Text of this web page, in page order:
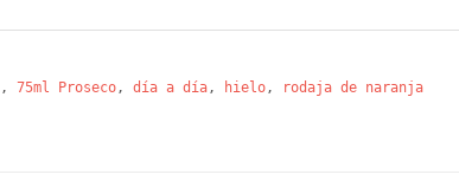
, 75ml Proseco, día a día, hielo, rodaja de naranja